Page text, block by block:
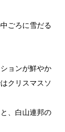
ごろに雪だる
ョンが鮮やか
クリスマスソ
、白山連邦の